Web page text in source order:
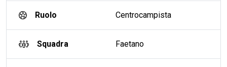
Ruolo Centrocampista
Squadra Faetano